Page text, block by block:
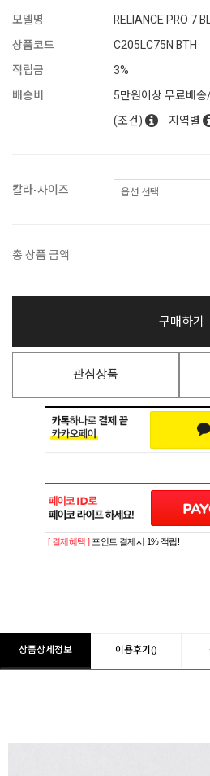
모델명
RELIANCE PRO 7
상품코드
C205LC75N BTH
적립금
3%
배송비
5만원이상 무료배
(조건)
지역별
칼라-사이즈
총 상품 금액
구매하기
관심상품
[ 결제혜택 ] 포인트 결제시 1% 적립!
상품상세정보 이용후기()